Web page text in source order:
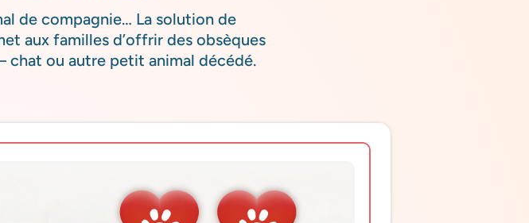
de compagnie… La solution de
aux familles d’offrir des obsèques
chat ou autre petit animal décédé.